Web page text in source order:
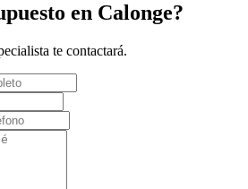
en Calonge?
te contactará.